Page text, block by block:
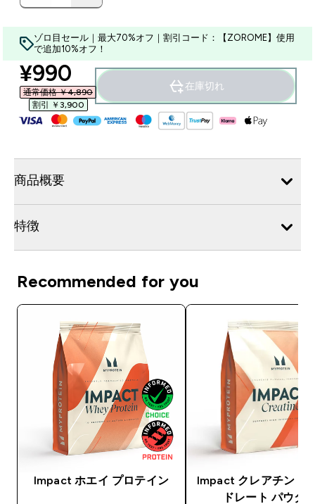
ゾロ目セール｜最大70%オフ｜割引コード：【ZOROME】使用
で追加10%オフ！
discounted price
¥990‎
通常価格 ￥4,890‎
割引 ￥3,900‎
在庫切れ
商品概要
特徴
Recommended for you
Impact ホエイ プロテイン
Impact クレアチン モ
ドレート パウダ